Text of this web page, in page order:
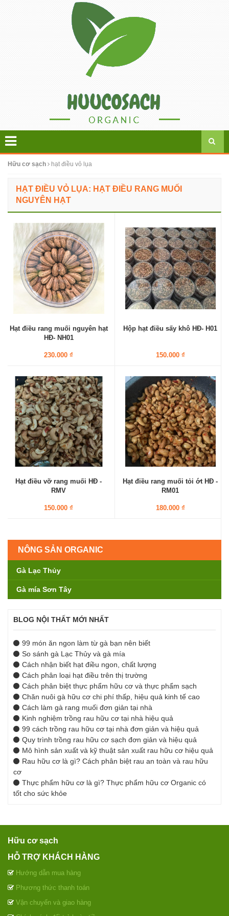
Hữu cơ sạch hạt điều vỏ lụa
HẠT ĐIỀU VỎ LỤA: HẠT ĐIỀU RANG MUỐI
NGUYÊN HẠT
Hạt điều rang muối nguyên hạt
HĐ- NH01
230.000 ₫
Hộp hạt điều sấy khô HĐ- H01
150.000 ₫
Hạt điều vỡ rang muối HĐ -
RMV
150.000 ₫
Hạt điều rang muối tỏi ớt HĐ -
RM01
180.000 ₫
NÔNG SẢN ORGANIC
Gà Lạc Thủy
Gà mía Sơn Tây
BLOG NỘI THẤT MỚI NHẤT
99 món ăn ngon làm từ gà bạn nên biết
So sánh gà Lạc Thủy và gà mía
Cách nhận biết hạt điều ngon, chất lượng
Cách phân loại hạt điều trên thị trường
Cách phân biệt thực phẩm hữu cơ và thực phẩm sạch
Chăn nuôi gà hữu cơ chi phí thấp, hiệu quả kinh tế cao
Cách làm gà rang muối đơn giản tại nhà
Kinh nghiệm trồng rau hữu cơ tại nhà hiệu quả
99 cách trồng rau hữu cơ tại nhà đơn giản và hiệu quả
Quy trình trồng rau hữu cơ sạch đơn giản và hiệu quả
Mô hình sản xuất và kỹ thuật sản xuất rau hữu cơ hiệu quả
Rau hữu cơ là gì? Cách phân biệt rau an toàn và rau hữu
cơ
Thực phẩm hữu cơ là gì? Thực phẩm hữu cơ Organic có
tốt cho sức khỏe
Hữu cơ sạch
HỖ TRỢ KHÁCH HÀNG
Hướng dẫn mua hàng
Phương thức thanh toán
Vận chuyển và giao hàng